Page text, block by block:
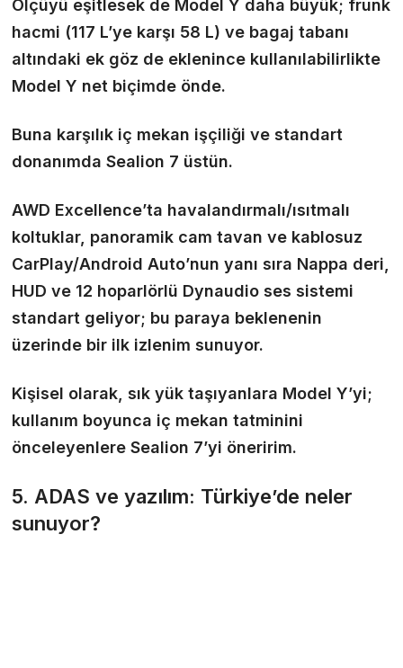
Ölçüyü eşitlesek de Model Y daha büyük; frunk
hacmi (117 L’ye karşı 58 L) ve bagaj tabanı
altındaki ek göz de eklenince kullanılabilirlikte
Model Y net biçimde önde.
Buna karşılık iç mekan işçiliği ve standart
donanımda Sealion 7 üstün.
AWD Excellence’ta havalandırmalı/ısıtmalı
koltuklar, panoramik cam tavan ve kablosuz
CarPlay/Android Auto’nun yanı sıra Nappa deri,
HUD ve 12 hoparlörlü Dynaudio ses sistemi
standart geliyor; bu paraya beklenenin
üzerinde bir ilk izlenim sunuyor.
Kişisel olarak, sık yük taşıyanlara Model Y’yi;
kullanım boyunca iç mekan tatminini
önceleyenlere Sealion 7’yi öneririm.
5. ADAS ve yazılım: Türkiye’de neler
sunuyor?